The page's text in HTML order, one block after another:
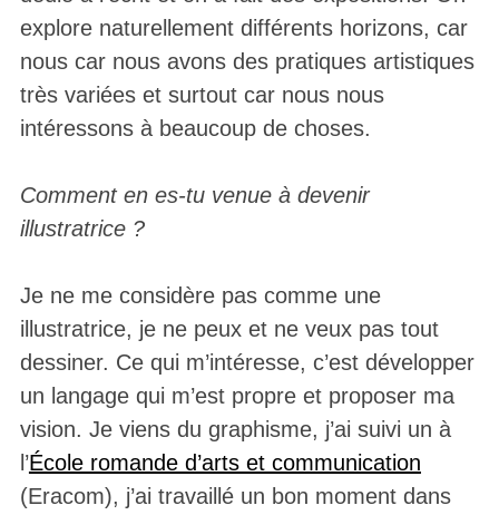
explore naturellement différents horizons, car
nous car nous avons des pratiques artistiques
très variées et surtout car nous nous
intéressons à beaucoup de choses.
Comment en es-tu venue à devenir
illustratrice ?
Je ne me considère pas comme une
illustratrice, je ne peux et ne veux pas tout
dessiner. Ce qui m’intéresse, c’est développer
un langage qui m’est propre et proposer ma
vision. Je viens du graphisme, j’ai suivi un à
l’École romande d’arts et communication
(Eracom), j’ai travaillé un bon moment dans